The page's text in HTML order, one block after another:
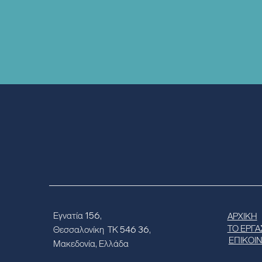
Εγνατία 156,
Θεσσαλονίκη ΤΚ 546 36,
Μακεδονία, Ελλάδα
ΑΡΧΙΚΗ
ΤΟ